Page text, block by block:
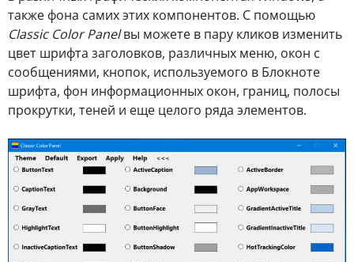
также фона самих этих компонентов. С помощью
Classic Color Panelвы можете в пару кликов изменить
цвет шрифта заголовков, различных меню, окон с
сообщениями, кнопок, используемого в Блокноте
шрифта, фон информационных окон, границ, полосы
прокрутки, теней и еще целого ряда элементов.